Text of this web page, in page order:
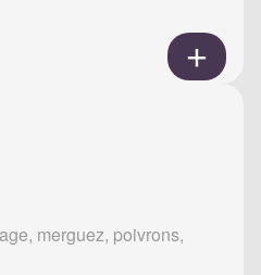
merguez, poivrons,